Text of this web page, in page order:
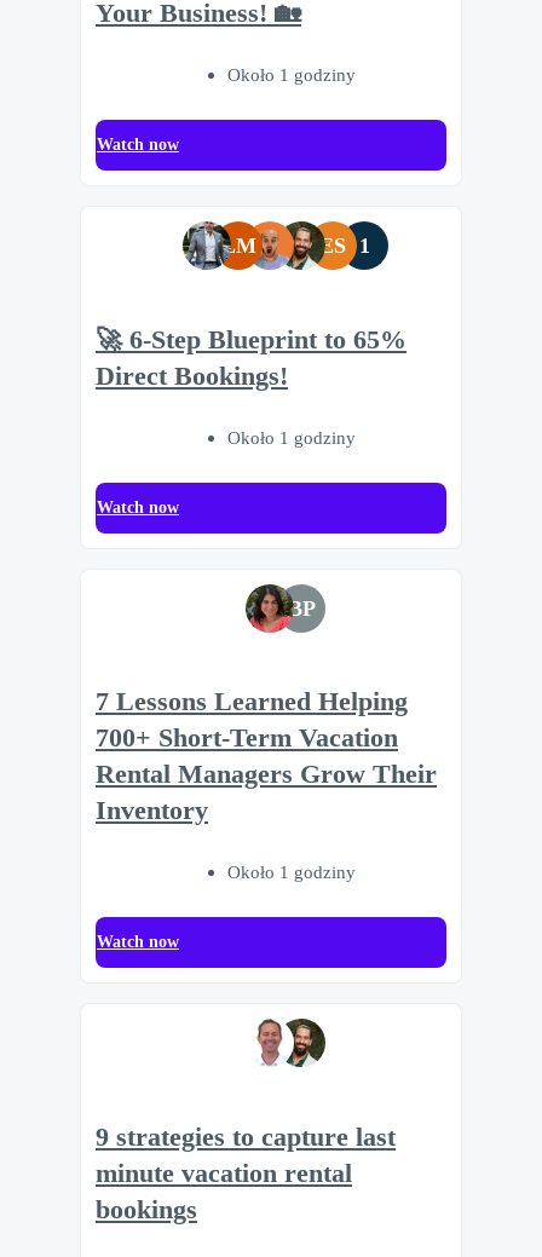
Your Business! 🏡
Około 1 godziny
Watch now
LM ES 1
🚀 6-Step Blueprint to 65%
Direct Bookings!
Około 1 godziny
Watch now
BP
7 Lessons Learned Helping
700+ Short-Term Vacation
Rental Managers Grow Their
Inventory
Około 1 godziny
Watch now
9 strategies to capture last
minute vacation rental
bookings